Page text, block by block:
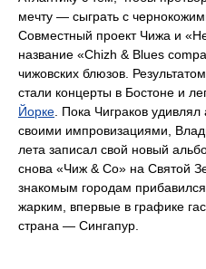
мечту — сыграть с
Совместный проект Чижа и
название «Chizh & Blues
чижовских блюзов.
стали концерты в Бостоне и
Йорке . Пока Чиграков
своими импровизациями,
лета записал свой новый
снова «Чиж & Со» на Святой
знакомым городам
жарким, впервые в графике
страна — Сингапур.